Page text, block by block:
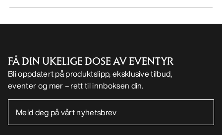
FÅ DIN UKELIGE DOSE AV EVENTYR
Bli oppdatert på produktslipp, eksklusive tilbud,
eventer og mer – rett til innboksen din.